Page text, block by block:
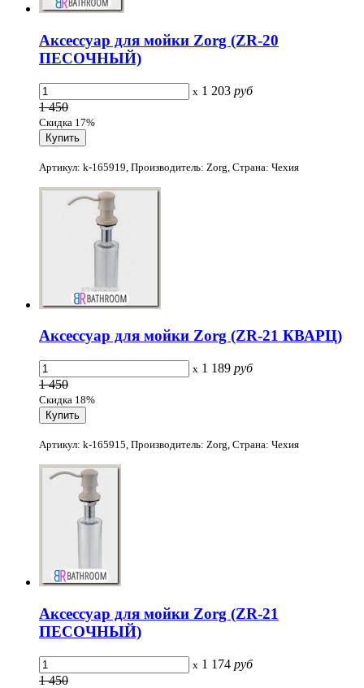
Аксессуар для мойки Zorg (ZR-20
ПЕСОЧНЫЙ)
x 1 203 руб
1 450
Скидка 17%
Артикул: k-165919, Производитель: Zorg, Страна: Чехия
Аксессуар для мойки Zorg (ZR-21 КВАРЦ)
x 1 189 руб
1 450
Скидка 18%
Артикул: k-165915, Производитель: Zorg, Страна: Чехия
Аксессуар для мойки Zorg (ZR-21
ПЕСОЧНЫЙ)
x 1 174 руб
1 450